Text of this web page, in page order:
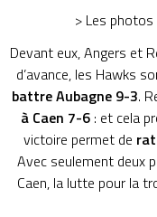
> Les photos
Devant eux, Angers et
d’avance, les Hawks
battre Aubagne 9-3.
à Caen 7-6: et cela
victoire permet de
Avec seulement deux
Caen, la lutte pour la